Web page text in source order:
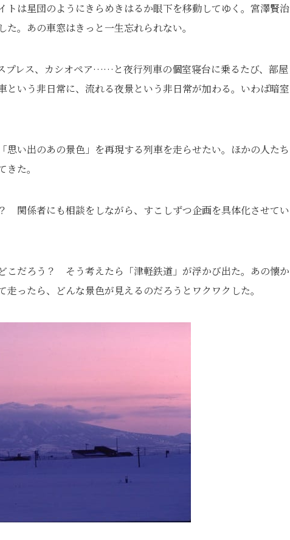
トは星団のようにきらめきはるか眼下を移動してゆく。宮澤賢治
。あの車窓はきっと一生忘れられない。
プレス、カシオペア……と夜行列車の個室寝台に乗るたび、部屋
いう非日常に、流れる夜景という非日常が加わる。いわば暗室
い出のあの景色」を再現する列車を走らせたい。ほかの人たち
た。
係者にも相談をしながら、すこしずつ企画を具体化させてい
こだろう？ そう考えたら「津軽鉄道」が浮かび出た。あの懐か
ったら、どんな景色が見えるのだろうとワクワクした。